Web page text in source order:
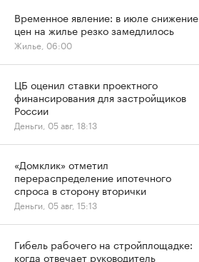
Временное явление: в июле снижение
цен на жилье резко замедлилось
Жилье, 06:00
ЦБ оценил ставки проектного
финансирования для застройщиков
России
Деньги, 05 авг, 18:13
«Домклик» отметил
перераспределение ипотечного
спроса в сторону вторички
Деньги, 05 авг, 15:13
Гибель рабочего на стройплощадке:
когда отвечает руководитель